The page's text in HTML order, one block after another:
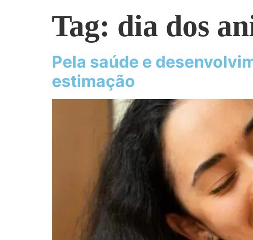
Tag: dia dos
Pela saúde e
estimação